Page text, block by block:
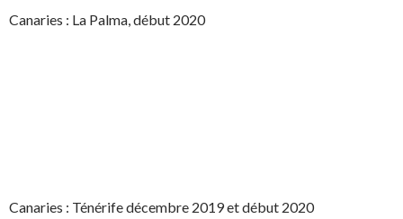
Canaries : La Palma, début 2020
Canaries : Ténérife décembre 2019 et début 2020